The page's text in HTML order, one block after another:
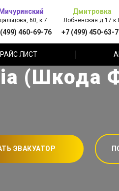
60, к.7
460-69-76
Дмитровка
Лобненская д.17
+7 (499) 450-63-
ЛИСТ
(Шкода
ЭВАКУАТОР